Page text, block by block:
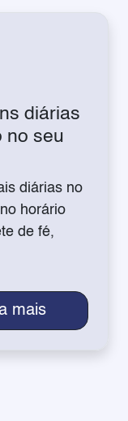
diárias
no seu
diárias no
horário
de fé,
mais